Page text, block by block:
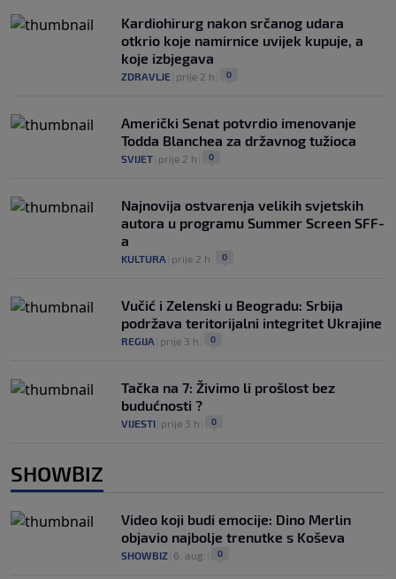
Kardiohirurg nakon srčanog udara
otkrio koje namirnice uvijek kupuje, a
koje izbjegava
ZDRAVLJE prije 2 h 0
Američki Senat potvrdio imenovanje
Todda Blanchea za državnog tužioca
SVIJET prije 2 h 0
Najnovija ostvarenja velikih svjetskih
autora u programu Summer Screen SFF-
a
KULTURA prije 2 h 0
Vučić i Zelenski u Beogradu: Srbija
podržava teritorijalni integritet Ukrajine
REGIJA prije 3 h 0
Tačka na 7: Živimo li prošlost bez
budućnosti ?
VIJESTI prije 3 h 0
SHOWBIZ
Video koji budi emocije: Dino Merlin
objavio najbolje trenutke s Koševa
SHOWBIZ 6. aug. 0